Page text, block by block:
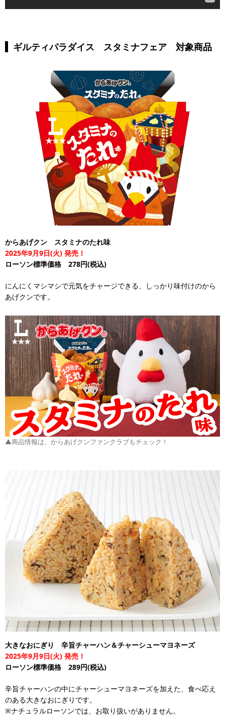
ギルティパラダイス スタミナフェア 対象商品
からあげクン スタミナのたれ味
2025年9月9日(火) 発売！
ローソン標準価格 278円(税込)
にんにくマシマシで元気をチャージできる、しっかり味付けのから
あげクンです。
▲商品情報は、からあげクンファンクラブもチェック！
大きなおにぎり 辛旨チャーハン＆チャーシューマヨネーズ
2025年9月9日(火) 発売！
ローソン標準価格 289円(税込)
辛旨チャーハンの中にチャーシューマヨネーズを加えた、食べ応え
のある大きなおにぎりです。
※ナチュラルローソンでは、お取り扱いがありません。